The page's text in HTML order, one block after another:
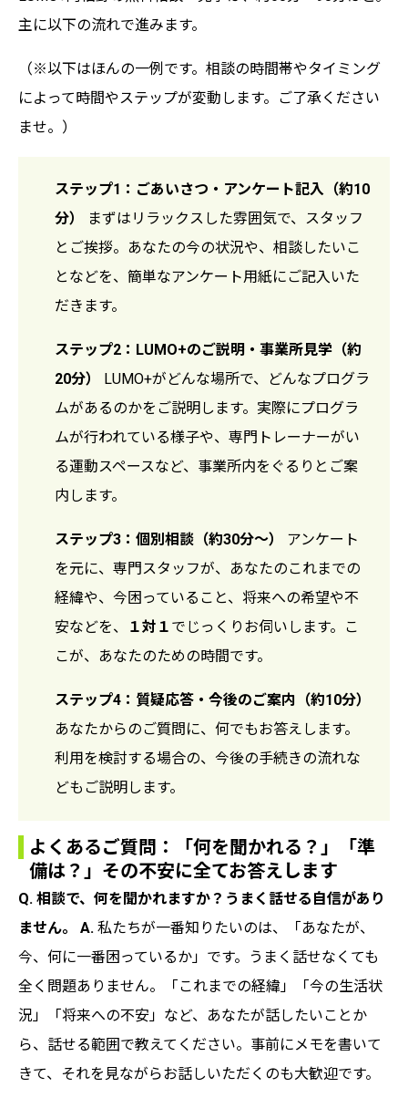
主に以下の流れで進みます。
（※以下はほんの一例です。相談の時間帯やタイミング
によって時間やステップが変動します。ご了承ください
ませ。）
ステップ1：ごあいさつ・アンケート記入（約10
分）
まずはリラックスした雰囲気で、スタッフ
とご挨拶。あなたの今の状況や、相談したいこ
となどを、簡単なアンケート用紙にご記入いた
だきます。
ステップ2：LUMO+のご説明・事業所見学（約
20分）
LUMO+がどんな場所で、どんなプログラ
ムがあるのかをご説明します。実際にプログラ
ムが行われている様子や、専門トレーナーがい
る運動スペースなど、事業所内をぐるりとご案
内します。
ステップ3：個別相談（約30分〜）
アンケート
を元に、専門スタッフが、あなたのこれまでの
経緯や、今困っていること、将来への希望や不
安などを、
１対１ でじっくりお伺いします。こ
こが、あなたのための時間です。
ステップ4：質疑応答・今後のご案内（約10分）
あなたからのご質問に、何でもお答えします。
利用を検討する場合の、今後の手続きの流れな
どもご説明します。
よくあるご質問：「何を聞かれる？」「準
備は？」その不安に全てお答えします
Q. 相談で、何を聞かれますか？うまく話せる自信があり
ません。
A. 私たちが一番知りたいのは、「あなたが、
今、何に一番困っているか」です。うまく話せなくても
全く問題ありません。「これまでの経緯」「今の生活状
況」「将来への不安」など、あなたが話したいことか
ら、話せる範囲で教えてください。事前にメモを書いて
きて、それを見ながらお話しいただくのも大歓迎です。